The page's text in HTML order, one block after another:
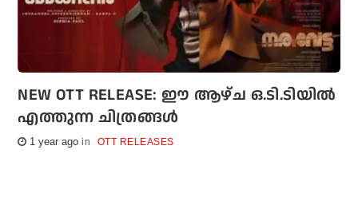
NEW OTT RELEASE: ഈ ആഴ്ച ഒ.ടി.ടിയിൽ
എത്തുന്ന ചിത്രങ്ങൾ
1 year ago OTT RELEASES